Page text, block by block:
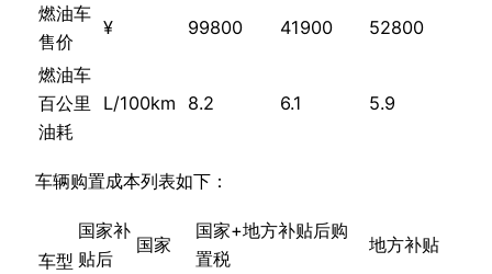
燃油车
售价
¥ 99800 41900 52800
燃油车
百公里
油耗
L/100km 8.2 6.1 5.9
车辆购置成本列表如下：
车型
国家补
贴后
国家
国家+地方补贴后购
置税
地方补贴